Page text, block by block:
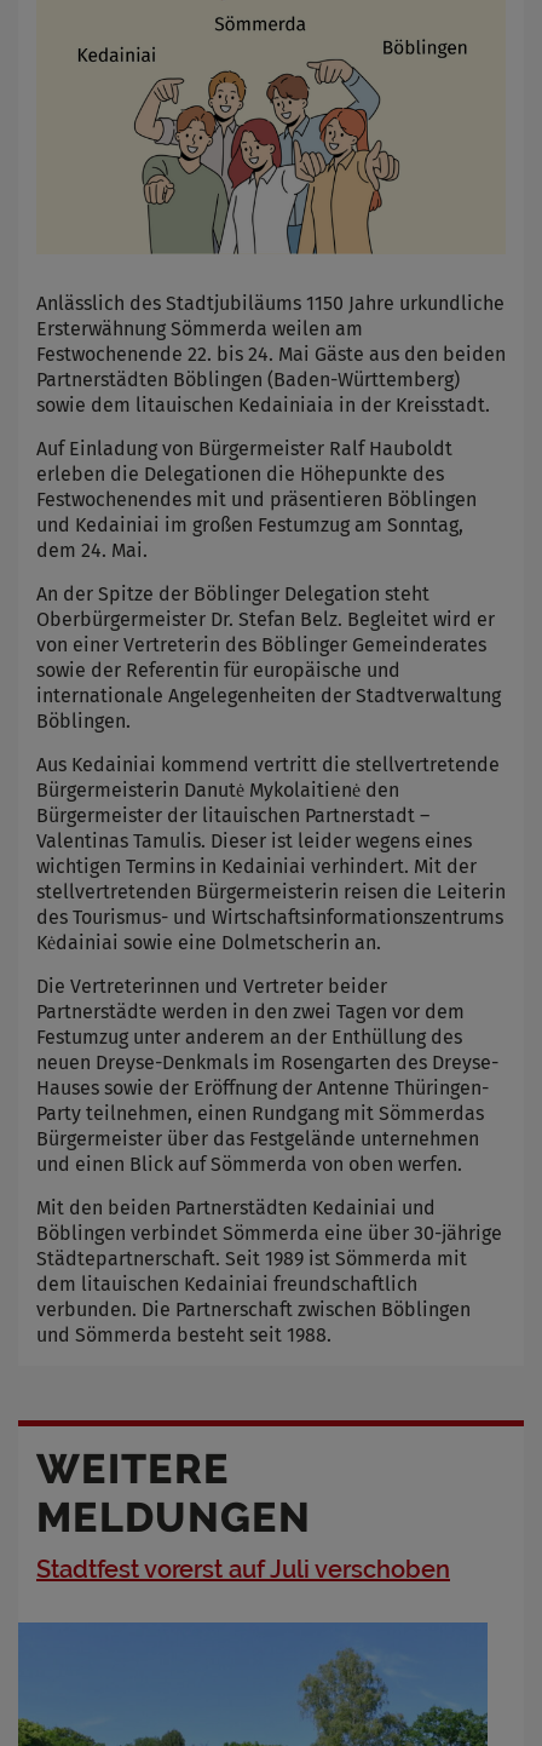
Anlässlich des Stadtjubiläums 1150 Jahre urkundliche
Ersterwähnung Sömmerda weilen am
Festwochenende 22. bis 24. Mai Gäste aus den beiden
Partnerstädten Böblingen (Baden-Württemberg)
sowie dem litauischen Kedainiaia in der Kreisstadt.
Auf Einladung von Bürgermeister Ralf Hauboldt
erleben die Delegationen die Höhepunkte des
Festwochenendes mit und präsentieren Böblingen
und Kedainiai im großen Festumzug am Sonntag,
dem 24. Mai.
An der Spitze der Böblinger Delegation steht
Oberbürgermeister Dr. Stefan Belz. Begleitet wird er
von einer Vertreterin des Böblinger Gemeinderates
sowie der Referentin für europäische und
internationale Angelegenheiten der Stadtverwaltung
Böblingen.
Aus Kedainiai kommend vertritt die stellvertretende
Bürgermeisterin Danutė Mykolaitienė den
Bürgermeister der litauischen Partnerstadt –
Valentinas Tamulis. Dieser ist leider wegens eines
wichtigen Termins in Kedainiai verhindert. Mit der
stellvertretenden Bürgermeisterin reisen die Leiterin
des Tourismus- und Wirtschaftsinformationszentrums
Kėdainiai sowie eine Dolmetscherin an.
Die Vertreterinnen und Vertreter beider
Partnerstädte werden in den zwei Tagen vor dem
Festumzug unter anderem an der Enthüllung des
neuen Dreyse-Denkmals im Rosengarten des Dreyse-
Hauses sowie der Eröffnung der Antenne Thüringen-
Party teilnehmen, einen Rundgang mit Sömmerdas
Bürgermeister über das Festgelände unternehmen
und einen Blick auf Sömmerda von oben werfen.
Mit den beiden Partnerstädten Kedainiai und
Böblingen verbindet Sömmerda eine über 30-jährige
Städtepartnerschaft. Seit 1989 ist Sömmerda mit
dem litauischen Kedainiai freundschaftlich
verbunden. Die Partnerschaft zwischen Böblingen
und Sömmerda besteht seit 1988.
WEITERE
MELDUNGEN
Stadtfest vorerst auf Juli verschoben